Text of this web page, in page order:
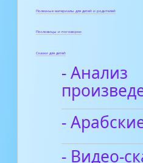
Полезные материалы для детей и родителей
Пословицы и поговорки
Сказки для детей
- Анализ
-
- Видео-